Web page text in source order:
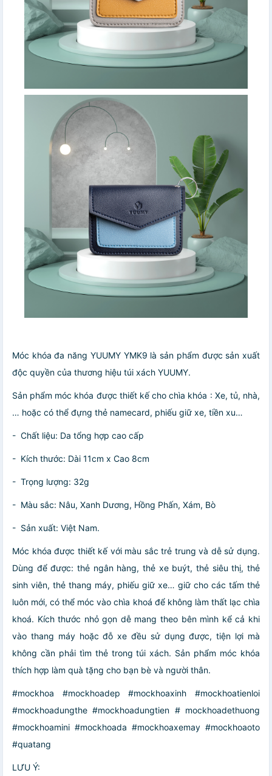
Móc khóa đa năng YUUMY YMK9 là sản phẩm được sản xuất
độc quyền của thương hiệu túi xách YUUMY.
Sản phẩm móc khóa được thiết kế cho chìa khóa : Xe, tủ, nhà,
… hoặc có thể đựng thẻ namecard, phiếu giữ xe, tiền xu…
- Chất liệu: Da tổng hợp cao cấp
- Kích thước: Dài 11cm x Cao 8cm
- Trọng lượng: 32g
- Màu sắc: Nâu, Xanh Dương, Hồng Phấn, Xám, Bò
- Sản xuất: Việt Nam.
Móc khóa được thiết kế với màu sắc trẻ trung và dễ sử dụng.
Dùng để được: thẻ ngân hàng, thẻ xe buýt, thẻ siêu thị, thẻ
sinh viên, thẻ thang máy, phiếu giữ xe… giữ cho các tấm thẻ
luôn mới, có thể móc vào chìa khoá để không làm thất lạc chìa
khoá. Kích thước nhỏ gọn dễ mang theo bên mình kể cả khi
vào thang máy hoặc đỗ xe đều sử dụng được, tiện lợi mà
không cần phải tìm thẻ trong túi xách. Sản phẩm móc khóa
thích hợp làm quà tặng cho bạn bè và người thân.
#mockhoa #mockhoadep #mockhoaxinh #mockhoatienloi
#mockhoadungthe #mockhoadungtien # mockhoadethuong
#mockhoamini #mockhoada #mockhoaxemay #mockhoaoto
#quatang
LƯU Ý: